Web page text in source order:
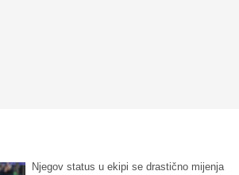
Njegov status u ekipi se drastično mijenja